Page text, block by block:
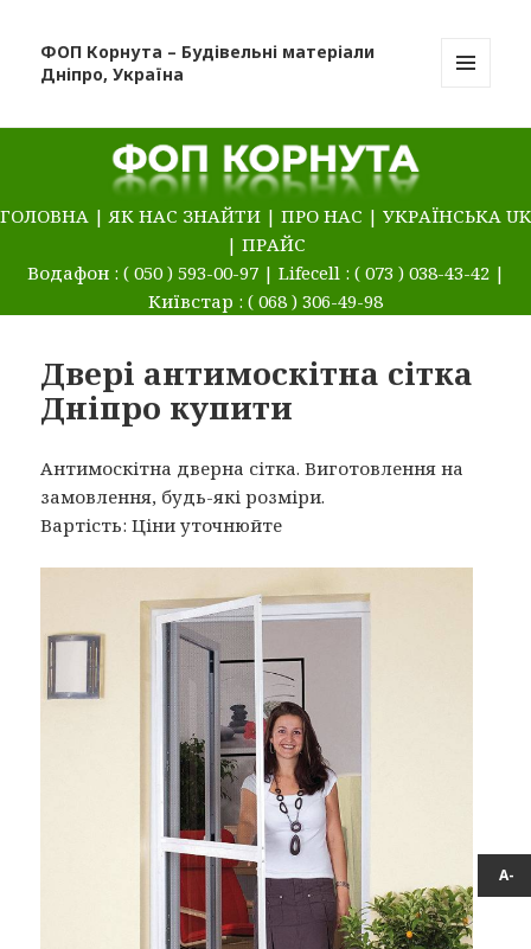
ФОП Корнута – Будівельні матеріали
Дніпро, Україна
ГОЛОВНА |ЯК НАС ЗНАЙТИ | ПРО НАС | УКРАЇНСЬКА UK
| ПРАЙС
Водафон : ( 050 ) 593-00-97 | Lifecell : ( 073 ) 038-43-42 |
Київстар : ( 068 ) 306-49-98
А-
Двері антимоскітна сітка
Дніпро купити
Антимоскітна дверна сітка. Виготовлення на
замовлення, будь-які розміри.
Вартість: Ціни уточнюйте